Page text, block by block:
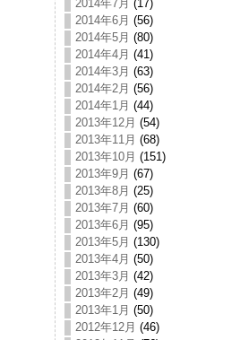
2014年7月 (17)
2014年6月 (56)
2014年5月 (80)
2014年4月 (41)
2014年3月 (63)
2014年2月 (56)
2014年1月 (44)
2013年12月 (54)
2013年11月 (68)
2013年10月 (151)
2013年9月 (67)
2013年8月 (25)
2013年7月 (60)
2013年6月 (95)
2013年5月 (130)
2013年4月 (50)
2013年3月 (42)
2013年2月 (49)
2013年1月 (50)
2012年12月 (46)